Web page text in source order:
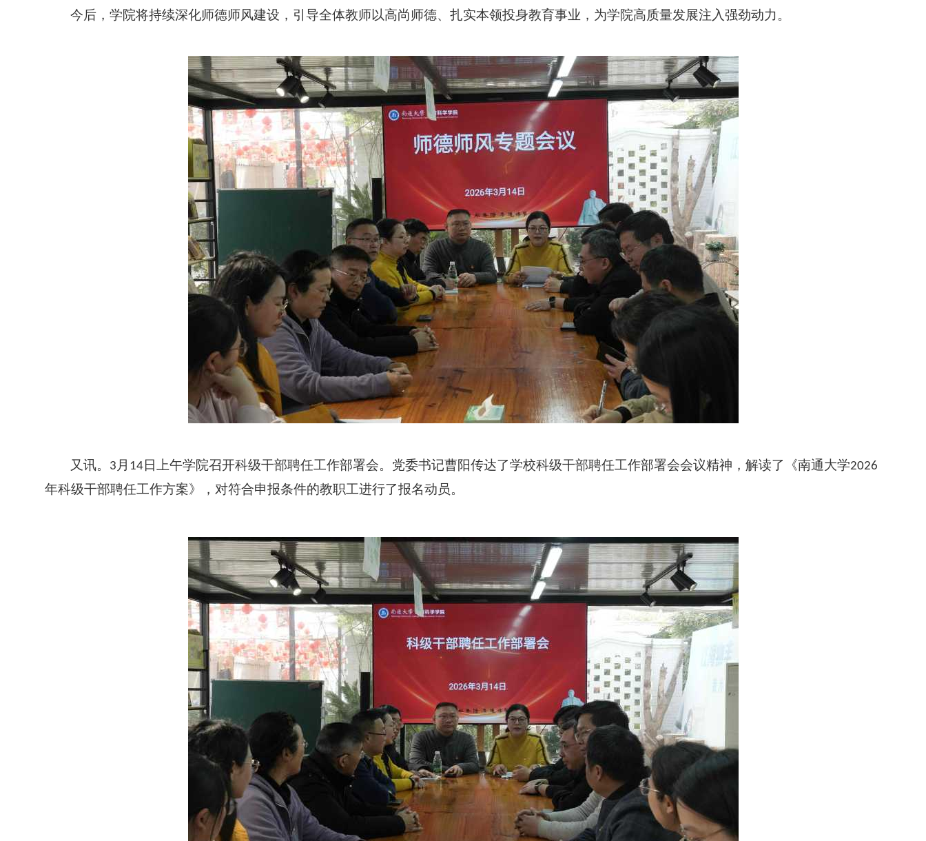
今后， 学院将持续深化师德师风建设 ，引导全体教师以高尚师德、扎实本领投身教育事业，为学院高质量发展注入强劲动力。
又讯。 3 月 14 日上午学院召开科级干部聘任工作部署会。党委书记曹阳传达了学校科级干部聘任工作部署会会议精神，解读了《南通大学2026
年科级干部聘任工作方案》，对符合申报条件的教职工进行了报名动员。